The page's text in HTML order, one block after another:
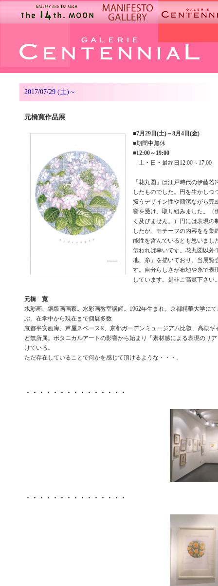
2017/07/29 (土)～
元橋寛作品展
■7月29日(土)～8月4日(金)
■期間中無休
■12:00～19:00
土・日・最終日12:00～17:00
「花丸図」は江戸時代の伊藤
したものでした。円を生かしつ
扱うデザイン性や簡潔ながら完
響を受け、取り組みました。（
く及びません。）円には表現の
したが、モチーフの内容をを集
能性を含んでいるとも思いまし
伝われば幸いです。花丸図以外
地、糸」を描いており、当展覧
す。自分らしさが布地や糸で表
しています。是非ご高覧下さい
元橋 寛
水彩画、銅版画画家。水彩画教室講師。1962年生まれ。京都精華大学に
ぶ。在学中から現在まで個展多数
京都平安画廊、芦屋スペースR、京都ガーデンミュージアム比叡、高槻ギ
ど無所属。ボタニカルアートの影響から始まり「素材感による表現のリ
けている。
ただ存在していることで何かを感じて頂けるような・・・。
・・・・・・・・・・・・・・・
・・・・・・・・・・・・・・・